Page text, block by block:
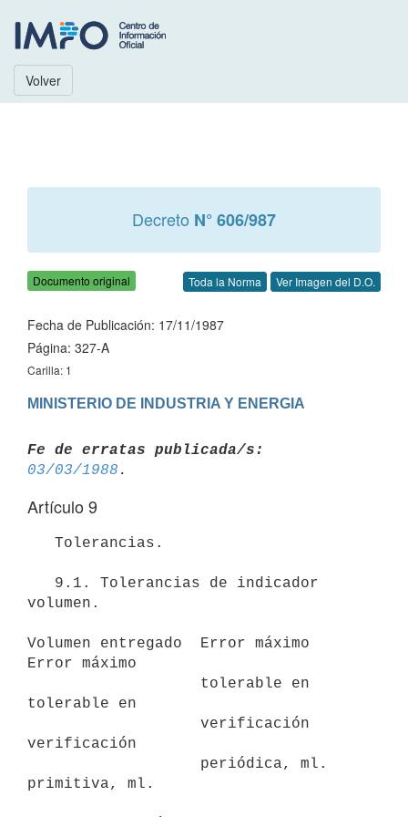
Volver
Decreto N° 606/987
Documento original Toda la Norma Ver Imagen del D.O.
Fecha de Publicación: 17/11/1987
Página: 327-A
Carilla: 1
MINISTERIO DE INDUSTRIA Y ENERGIA
Fe de erratas publicada/s:
03/03/1988
Artículo 9
volumen.
Volumen entregado  Error máximo
Error máximo
tolerable en
verificación
primitiva, ml.